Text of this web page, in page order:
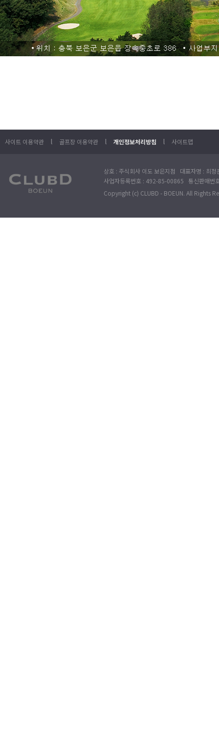
사이트 이용약관 l 골프장 이용약관 l 개인정보처리방침 l 사이트맵
상호 : 주식회사 이도 보은지점 대표자명 : 최
사업자등록번호 : 492-85-00865 통신판매
Copyright (c) CLUBD - BOEUN. All Rights